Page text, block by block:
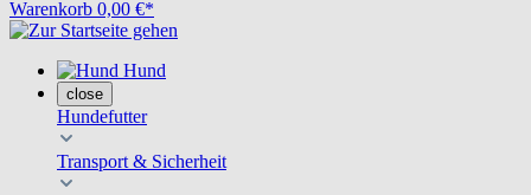
Warenkorb 0,00 €*
Hund
close
Hundefutter
Transport & Sicherheit